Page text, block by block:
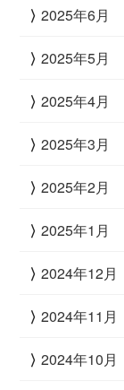
2025年6月
2025年5月
2025年4月
2025年3月
2025年2月
2025年1月
2024年12月
2024年11月
2024年10月